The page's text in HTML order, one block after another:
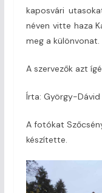
kaposvári
néven vitte haza
meg a különvonat.
A szervezők azt
Írta: György-Dávid
A fotókat
készítette.